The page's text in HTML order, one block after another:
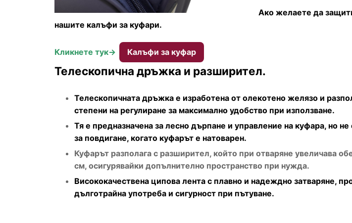
Ако желаете да
нашите калъфи за куфари.
Кликнете тук-> Калъфи за куфар
Телескопична дръжка и разширител.
Телескопичната дръжка е изработена от олекотено желязо и
степени на регулиране за максимално удобство при използване.
Тя е предназначена за лесно дърпане и управление на куфара, но
за повдигане, когато куфарът е натоварен.
Куфарът разполага с разширител, който при отваряне увеличава
см, осигурявайки допълнително пространство при нужда.
Висококачествена ципова лента с плавно и надеждно затваряне,
дълготрайна употреба и сигурност при пътуване.